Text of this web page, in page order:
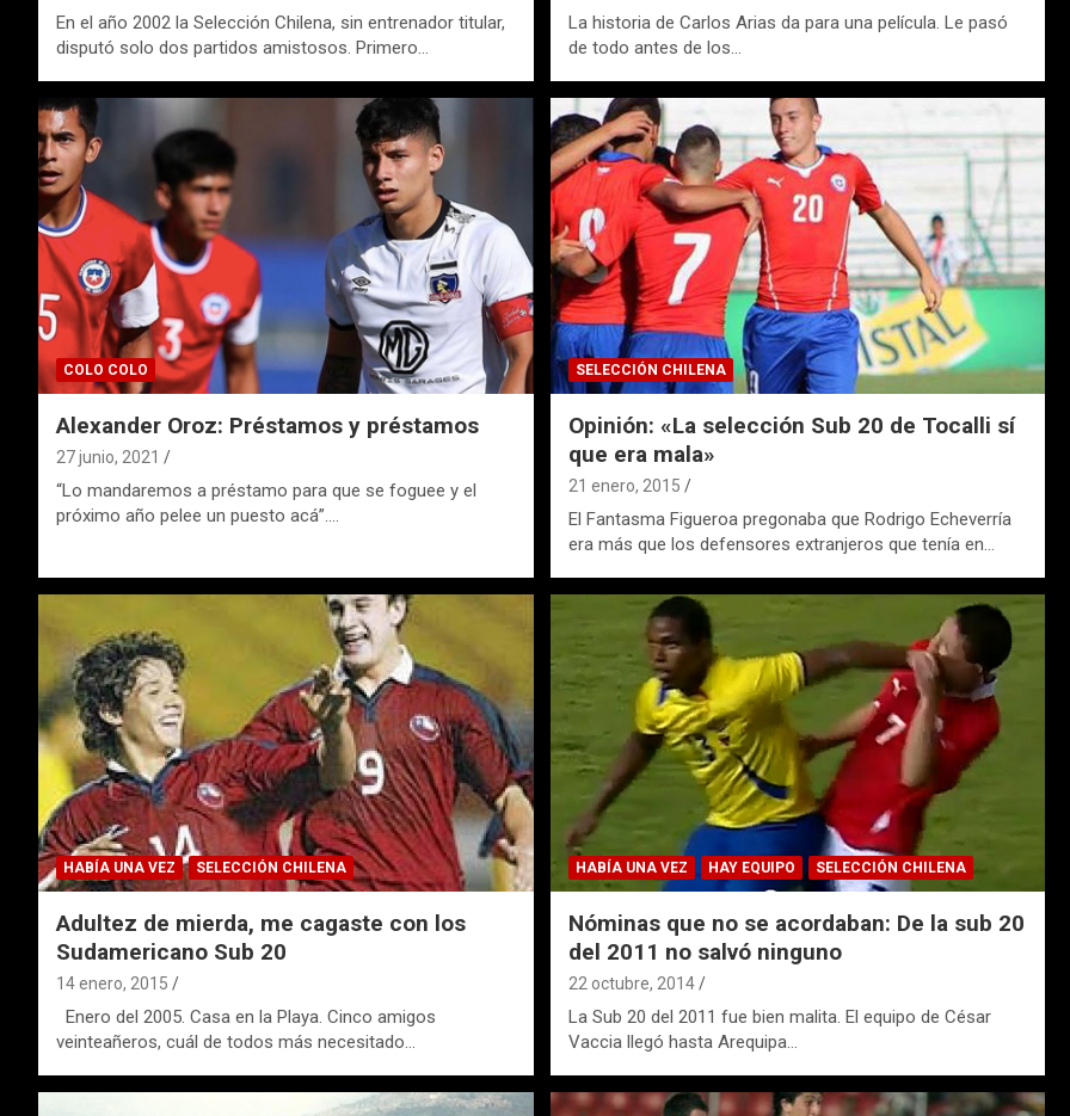
En el año 2002 la Selección Chilena, sin entrenador titular,
disputó solo dos partidos amistosos. Primero…
La historia de Carlos Arias da para una película. Le pasó
de todo antes de los…
COLO COLO
Alexander Oroz: Préstamos y préstamos
27 junio, 2021
“Lo mandaremos a préstamo para que se foguee y el
próximo año pelee un puesto acá”.…
SELECCIÓN CHILENA
Opinión: «La selección Sub 20 de Tocalli sí
que era mala»
21 enero, 2015
El Fantasma Figueroa pregonaba que Rodrigo Echeverría
era más que los defensores extranjeros que tenía en…
HABÍA UNA VEZ SELECCIÓN CHILENA
Adultez de mierda, me cagaste con los
Sudamericano Sub 20
14 enero, 2015
Enero del 2005. Casa en la Playa. Cinco amigos
veinteañeros, cuál de todos más necesitado…
HABÍA UNA VEZ HAY EQUIPO SELECCIÓN CHILENA
Nóminas que no se acordaban: De la sub 20
del 2011 no salvó ninguno
22 octubre, 2014
La Sub 20 del 2011 fue bien malita. El equipo de César
Vaccia llegó hasta Arequipa…